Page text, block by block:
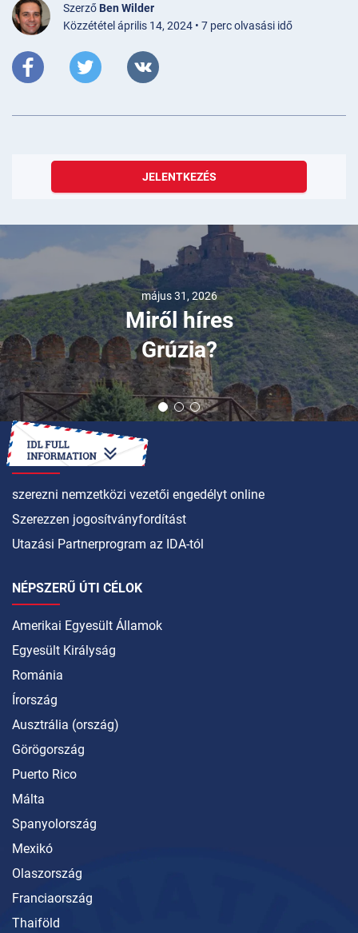
Szerző Ben Wilder
Közzététel április 14, 2024 • 7 perc olvasási idő
JELENTKEZÉS
május 31, 2026
Miről híres
Grúzia?
HOGYAN LEHET
szerezni nemzetközi vezetői engedélyt online
Szerezzen jogosítványfordítást
Utazási Partnerprogram az IDA-tól
NÉPSZERŰ ÚTI CÉLOK
Amerikai Egyesült Államok
Egyesült Királyság
Románia
Írország
Ausztrália (ország)
Görögország
Puerto Rico
Málta
Spanyolország
Mexikó
Olaszország
Franciaország
Thaiföld